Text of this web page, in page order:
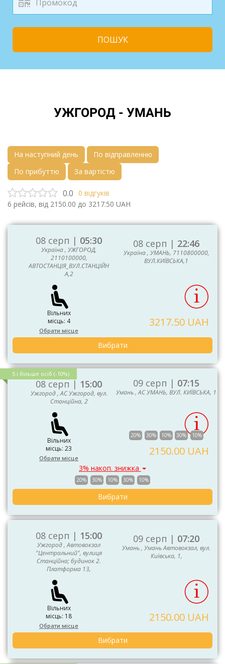
ПОШУК
УЖГОРОД - УМАНЬ
На наступний день
По відправленню
По прибуттю
За вартістю
0.0 0 відгуків
6 рейсів, від 2150.00 до 3217.50 UAH
08 серп | 05:30
Україна , УЖГОРОД,
2110100000,
АВТОСТАНЦІЯ_ВУЛ.СТАНЦІЙН
А,2
08 серп | 22:46
Україна , УМАНЬ, 7110800000,
ВУЛ.КИЇВСЬКА,1
Вільних
місць: 4
Обрати місце
3217.50 UAH
Вибрати
08 серп | 15:00
Ужгород , АС Ужгород, вул.
Станційна, 2
5 і більше осіб (-10%)
09 серп | 07:15
Умань , АС УМАНЬ, ВУЛ. КИЇВСЬКА, 1
Вільних
місць: 23
Обрати місце
20% 30% 10% 30% 10%
2150.00 UAH
3% накоп. знижка
20% 30% 10% 30% 10%
Вибрати
08 серп | 15:00
Ужгород , Автовокзал
"Центральний", вулиця
Станційна; будинок 2.
Платформа 13,
09 серп | 07:20
Умань , Умань Автовокзал, вул.
Київська, 1,
Вільних
місць: 18
Обрати місце
2150.00 UAH
Вибрати